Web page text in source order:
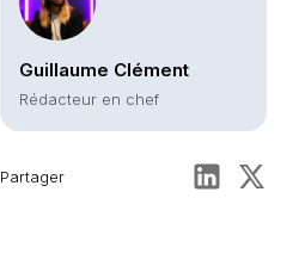
Guillaume Clément
Rédacteur en chef
Partager